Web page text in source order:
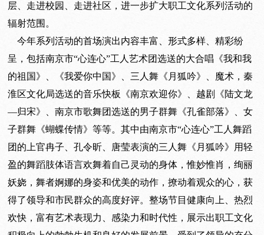
层、走进校园、走进社区，进一步扩大职工文化系列活动的
辐射范围。
今年系列活动的首场演出内容丰富、形式多样、精彩纷
呈，包括南京市“心连心”工人艺术团选送的大合唱《我和我
的祖国》、《我爱你中国》、三人舞《月狐吟》、魔术，秦
淮区文化局选送的音乐快板《南京欢迎你》、越剧《陆文龙
—归宋》、南京市歌舞团选送的男子群舞《孔雀部落》、女
子群舞《蝴蝶传情》等等。其中由南京市“心连心”工人舞蹈
团的上官冉子、孔令昕、唐莹表演的三人舞《月狐吟》用轻
盈的舞蹈肢体语言欢舞着自己灵动的身体，惟妙惟肖，绚丽
妖娆，舞者婀娜的身姿和优美的动作，撩动着观众的心，获
得了领导和市民群众的高度好评。整场节目健康向上、热烈
欢快，富有艺术表现力、感染力和时代性，展示出职工文化